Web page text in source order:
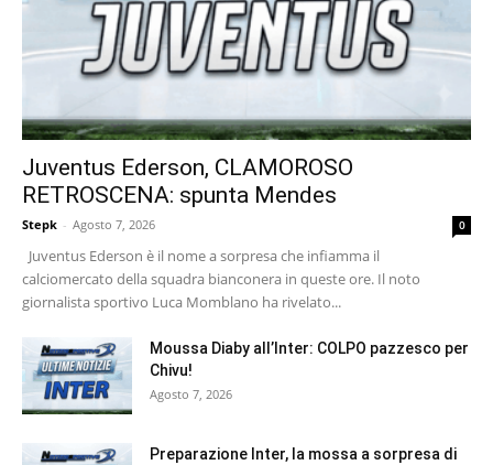
Juventus Ederson, CLAMOROSO
RETROSCENA: spunta Mendes
Stepk - Agosto 7, 2026 0
Juventus Ederson è il nome a sorpresa che infiamma il
calciomercato della squadra bianconera in queste ore. Il noto
giornalista sportivo Luca Momblano ha rivelato...
Moussa Diaby all’Inter: COLPO pazzesco per
Chivu!
Agosto 7, 2026
Preparazione Inter, la mossa a sorpresa di